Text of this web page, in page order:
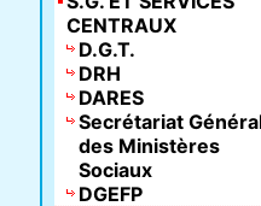
CENTRAUX
D.G.T.
DRH
DARES
Secrétariat
des Ministères
Sociaux
DGEFP